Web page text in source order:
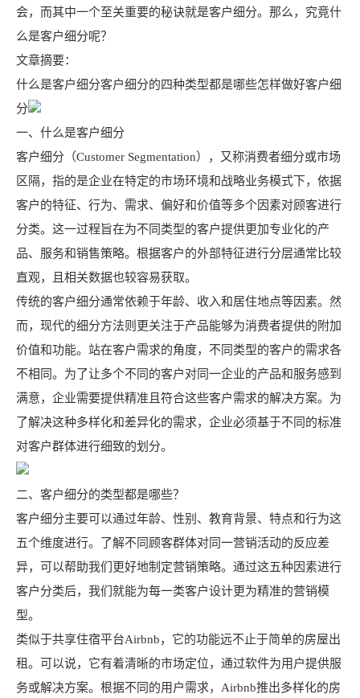
会，而其中一个至关重要的秘诀就是客户细分。那么，究竟什
么是客户细分呢？
文章摘要：
什么是客户细分客户细分的四种类型都是哪些怎样做好客户细
分
一、什么是客户细分
客户细分（Customer Segmentation），又称消费者细分或市场
区隔，指的是企业在特定的市场环境和战略业务模式下，依据
客户的特征、行为、需求、偏好和价值等多个因素对顾客进行
分类。这一过程旨在为不同类型的客户提供更加专业化的产
品、服务和销售策略。根据客户的外部特征进行分层通常比较
直观，且相关数据也较容易获取。
传统的客户细分通常依赖于年龄、收入和居住地点等因素。然
而，现代的细分方法则更关注于产品能够为消费者提供的附加
价值和功能。站在客户需求的角度，不同类型的客户的需求各
不相同。为了让多个不同的客户对同一企业的产品和服务感到
满意，企业需要提供精准且符合这些客户需求的解决方案。为
了解决这种多样化和差异化的需求，企业必须基于不同的标准
对客户群体进行细致的划分。
二、客户细分的类型都是哪些？
客户细分主要可以通过年龄、性别、教育背景、特点和行为这
五个维度进行。了解不同顾客群体对同一营销活动的反应差
异，可以帮助我们更好地制定营销策略。通过这五种因素进行
客户分类后，我们就能为每一类客户设计更为精准的营销模
型。
类似于共享住宿平台Airbnb，它的功能远不止于简单的房屋出
租。可以说，它有着清晰的市场定位，通过软件为用户提供服
务或解决方案。根据不同的用户需求，Airbnb推出多样化的房